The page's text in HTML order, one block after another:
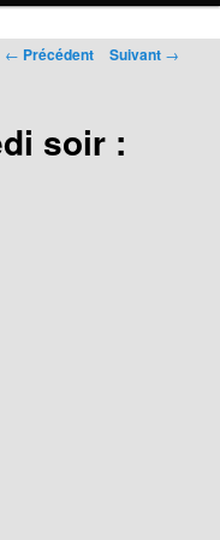
Navigation
← Précédent Suivant →
soir :